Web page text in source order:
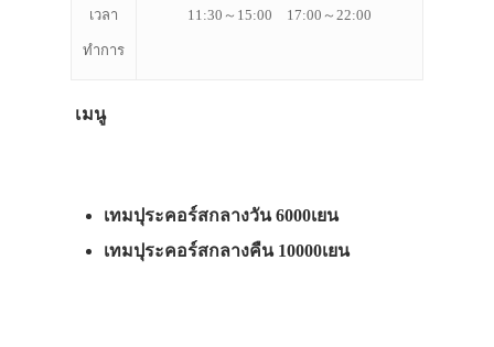
เวลา
ทำการ
11:30～15:00 17:00～22:00
เมนู
เทมปุระคอร์สกลางวัน 6000เยน
เทมปุระคอร์สกลางคืน 10000เยน